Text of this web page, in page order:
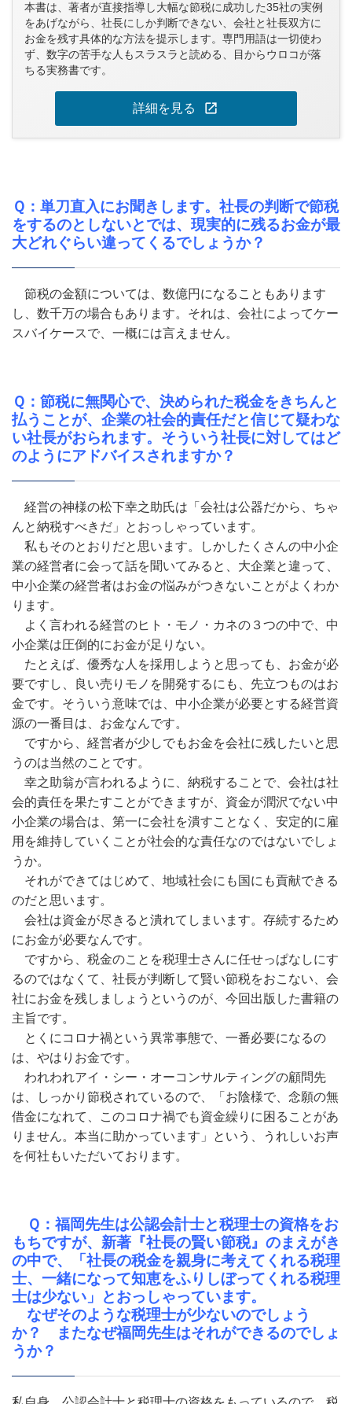
本書は、著者が直接指導し大幅な節税に成功した35社の実例
をあげながら、社長にしか判断できない、会社と社長双方に
お金を残す具体的な方法を提示します。専門用語は一切使わ
ず、数字の苦手な人もスラスラと読める、目からウロコが落
ちる実務書です。
詳細を見る open_in_new
Ｑ：単刀直入にお聞きします。社長の判断で節税
をするのとしないとでは、現実的に残るお金が最
大どれぐらい違ってくるでしょうか？
節税の金額については、数億円になることもあります
し、数千万の場合もあります。それは、会社によってケー
スバイケースで、一概には言えません。
Ｑ：節税に無関心で、決められた税金をきちんと
払うことが、企業の社会的責任だと信じて疑わな
い社長がおられます。そういう社長に対してはど
のようにアドバイスされますか？
経営の神様の松下幸之助氏は「会社は公器だから、ちゃ
んと納税すべきだ」とおっしゃっています。
私もそのとおりだと思います。しかしたくさんの中小企
業の経営者に会って話を聞いてみると、大企業と違って、
中小企業の経営者はお金の悩みがつきないことがよくわか
ります。
よく言われる経営のヒト・モノ・カネの３つの中で、中
小企業は圧倒的にお金が足りない。
たとえば、優秀な人を採用しようと思っても、お金が必
要ですし、良い売りモノを開発するにも、先立つものはお
金です。そういう意味では、中小企業が必要とする経営資
源の一番目は、お金なんです。
ですから、経営者が少しでもお金を会社に残したいと思
うのは当然のことです。
幸之助翁が言われるように、納税することで、会社は社
会的責任を果たすことができますが、資金が潤沢でない中
小企業の場合は、第一に会社を潰すことなく、安定的に雇
用を維持していくことが社会的な責任なのではないでしょ
うか。
それができてはじめて、地域社会にも国にも貢献できる
のだと思います。
会社は資金が尽きると潰れてしまいます。存続するため
にお金が必要なんです。
ですから、税金のことを税理士さんに任せっぱなしにす
るのではなくて、社長が判断して賢い節税をおこない、会
社にお金を残しましょうというのが、今回出版した書籍の
主旨です。
とくにコロナ禍という異常事態で、一番必要になるの
は、やはりお金です。
われわれアイ・シー・オーコンサルティングの顧問先
は、しっかり節税されているので、「お陰様で、念願の無
借金になれて、このコロナ禍でも資金繰りに困ることがあ
りません。本当に助かっています」という、うれしいお声
を何社もいただいております。
Ｑ：福岡先生は公認会計士と税理士の資格をお
もちですが、新著『社長の賢い節税』のまえがき
の中で、「社長の税金を親身に考えてくれる税理
士、一緒になって知恵をふりしぼってくれる税理
士は少ない」とおっしゃっています。
なぜそのような税理士が少ないのでしょう
か？ またなぜ福岡先生はそれができるのでしょ
うか？